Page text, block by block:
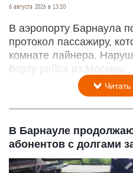
6 августа 2026 в 13:10
В аэропорту Барнаула
протокол пассажиру,
комнате лайнера.
борту рейса из Москвы.
В Барнауле
абонентов с долгами